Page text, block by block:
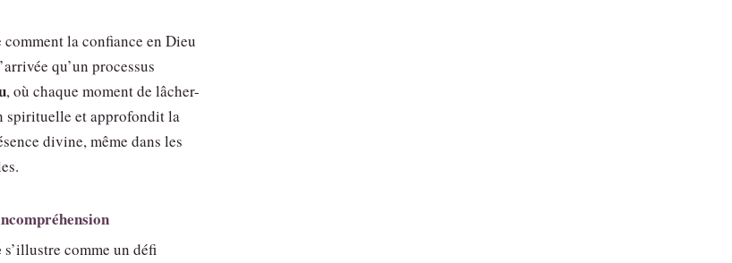
la confiance en Dieu
qu’un processus
, où chaque moment de lâcher-
spirituelle et approfondit la
divine, même dans les
s’illustre comme un défi